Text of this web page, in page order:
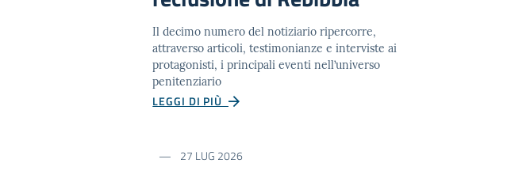
Il decimo numero del notiziario ripercorre,
attraverso articoli, testimonianze e interviste ai
protagonisti, i principali eventi nell’universo
penitenziario
LEGGI DI PIÙ
27 LUG 2026